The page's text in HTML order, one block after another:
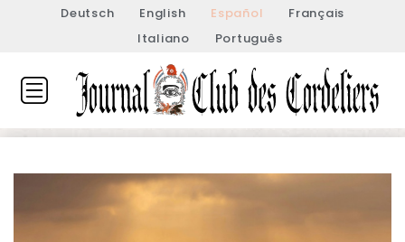
Deutsch English Español
Français
Italiano
Português